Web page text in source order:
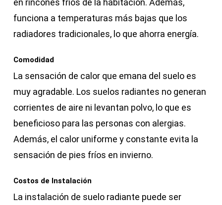
en rincones fríos de la habitación. Además,
funciona a temperaturas más bajas que los
radiadores tradicionales, lo que ahorra energía.
Comodidad
La sensación de calor que emana del suelo es
muy agradable. Los suelos radiantes no generan
corrientes de aire ni levantan polvo, lo que es
beneficioso para las personas con alergias.
Además, el calor uniforme y constante evita la
sensación de pies fríos en invierno.
Costos de Instalación
La instalación de suelo radiante puede ser